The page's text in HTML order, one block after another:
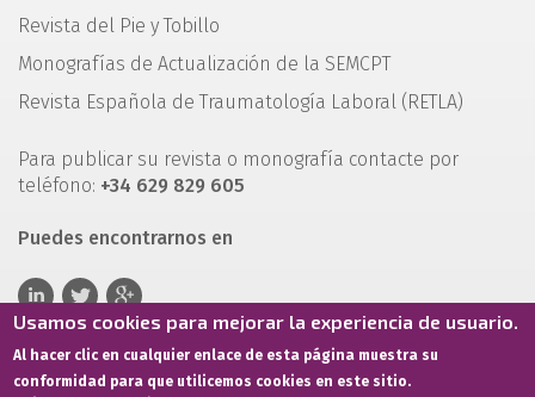
Revista del Pie y Tobillo
Monografías de Actualización de la SEMCPT
Revista Española de Traumatología Laboral (RETLA)
Para publicar su revista o monografía contacte por
teléfono: +34 629 829 605
Puedes encontrarnos en
Usamos cookies para mejorar la experiencia de usuario.
Al hacer clic en cualquier enlace de esta página muestra su
conformidad para que utilicemos cookies en este sitio.